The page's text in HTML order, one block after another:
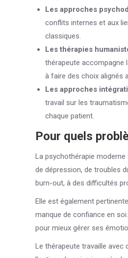
Les approches
conflits internes et aux
classiques.
Les thérapies
thérapeute accompagne
à faire des choix alignés
Les approches
travail sur les
chaque patient.
Pour quels
La psychothérapie moderne
de dépression, de troubles
burn-out, à des difficultés
Elle est également
manque de confiance en
pour mieux gérer ses
Le thérapeute travaille